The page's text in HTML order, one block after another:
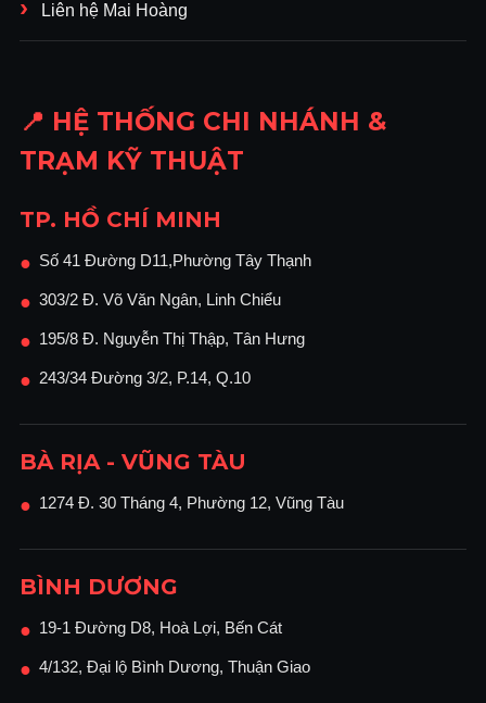
Liên hệ Mai Hoàng
📍 HỆ THỐNG CHI NHÁNH &
TRẠM KỸ THUẬT
TP. HỒ CHÍ MINH
● Số 41 Đường D11,Phường Tây Thạnh
● 303/2 Đ. Võ Văn Ngân, Linh Chiểu
● 195/8 Đ. Nguyễn Thị Thập, Tân Hưng
● 243/34 Đường 3/2, P.14, Q.10
BÀ RỊA - VŨNG TÀU
● 1274 Đ. 30 Tháng 4, Phường 12, Vũng Tàu
BÌNH DƯƠNG
● 19-1 Đường D8, Hoà Lợi, Bến Cát
● 4/132, Đại lộ Bình Dương, Thuận Giao